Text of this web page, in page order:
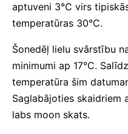
aptuveni 3°C virs
temperatūras 30°C.
Šonedēļ lielu svārstību
minimumi ap 17°C.
temperatūra šim
Saglabājoties skaidriem
labs moon skats.